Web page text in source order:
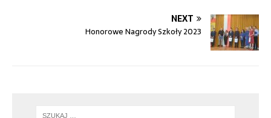
NEXT
Honorowe Nagrody Szkoły 2023